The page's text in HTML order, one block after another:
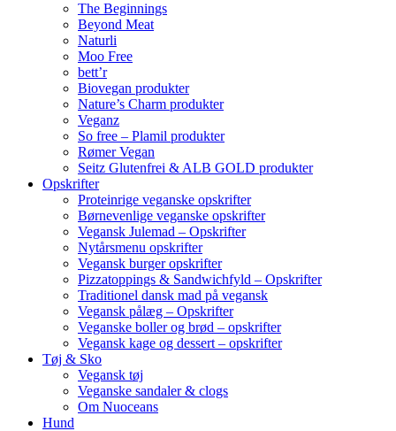
The Beginnings
Beyond Meat
Naturli
Moo Free
bett’r
Biovegan produkter
Nature’s Charm produkter
Veganz
So free – Plamil produkter
Rømer Vegan
Seitz Glutenfrei & ALB GOLD produkter
Opskrifter
Proteinrige veganske opskrifter
Børnevenlige veganske opskrifter
Vegansk Julemad – Opskrifter
Nytårsmenu opskrifter
Vegansk burger opskrifter
Pizzatoppings & Sandwichfyld – Opskrifter
Traditionel dansk mad på vegansk
Vegansk pålæg – Opskrifter
Veganske boller og brød – opskrifter
Vegansk kage og dessert – opskrifter
Tøj & Sko
Vegansk tøj
Veganske sandaler & clogs
Om Nuoceans
Hund